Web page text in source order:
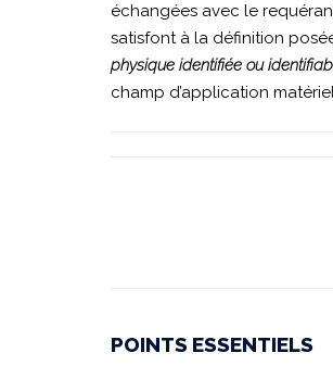
échangées avec le
satisfont à la définition
physique identifiée ou
champ d’application
POINTS ESSENTIELS